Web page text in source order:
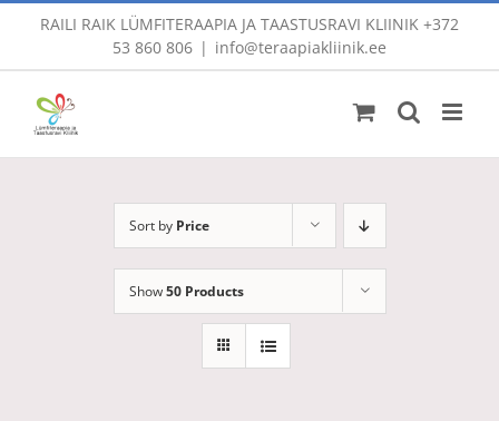
content
RAILI RAIK LÜMFITERAAPIA JA TAASTUSRAVI KLIINIK +372
53 860 806 | info@teraapiakliinik.ee
Sort by Price
Show50 Products